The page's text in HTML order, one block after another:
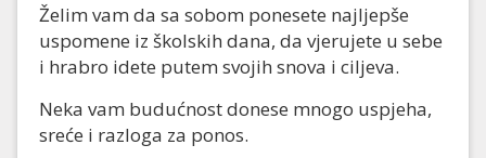
Želim vam da sa sobom ponesete najljepše
uspomene iz školskih dana, da vjerujete u sebe
i hrabro idete putem svojih snova i ciljeva.
Neka vam budućnost donese mnogo uspjeha,
sreće i razloga za ponos.